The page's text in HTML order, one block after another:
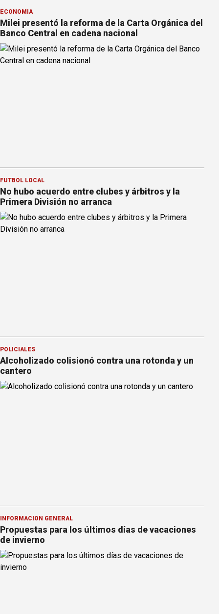
ECONOMÍA
Milei presentó la reforma de la Carta Orgánica del
Banco Central en cadena nacional
FÚTBOL LOCAL
No hubo acuerdo entre clubes y árbitros y la
Primera División no arranca
POLICIALES
Alcoholizado colisionó contra una rotonda y un
cantero
INFORMACION GENERAL
Propuestas para los últimos días de vacaciones
de invierno